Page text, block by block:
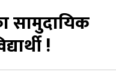
सामुदायिक
!